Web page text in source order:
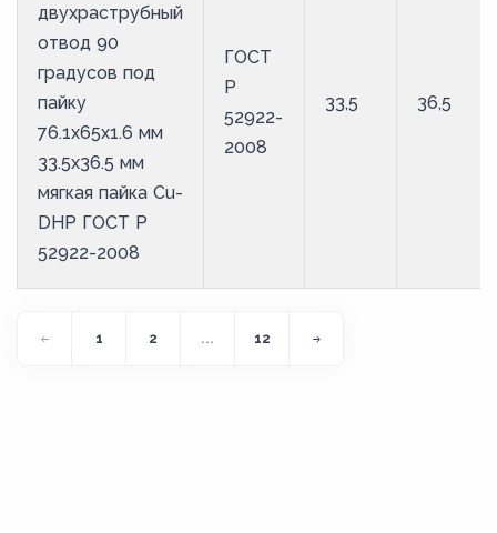
двухраструбный
отвод 90
градусов под
пайку
76.1х65х1.6 мм
33.5х36.5 мм
мягкая пайка Cu-
DHP ГОСТ Р
52922-2008
ГОСТ
Р
52922-
2008
33,5 36,5
1 2 ... 12